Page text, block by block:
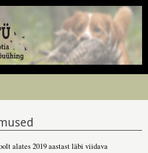
alates 2019 aastast läbi viidava